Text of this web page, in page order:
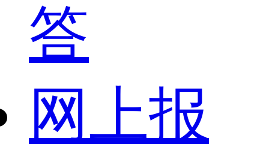
答
网上报